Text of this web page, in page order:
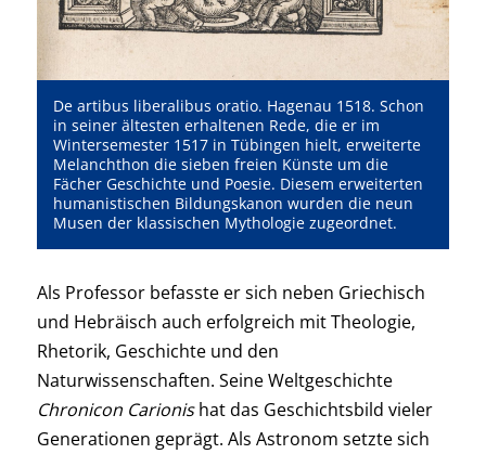
De artibus liberalibus oratio. Hagenau 1518. Schon
in seiner ältesten erhaltenen Rede, die er im
Wintersemester 1517 in Tübingen hielt, erweiterte
Melanchthon die sieben freien Künste um die
Fächer Geschichte und Poesie. Diesem erweiterten
humanistischen Bildungskanon wurden die neun
Musen der klassischen Mythologie zugeordnet.
Als Professor befasste er sich neben Griechisch
und Hebräisch auch erfolgreich mit Theologie,
Rhetorik, Geschichte und den
Naturwissenschaften. Seine Weltgeschichte
Chronicon Carionishat das Geschichtsbild vieler
Generationen geprägt. Als Astronom setzte sich